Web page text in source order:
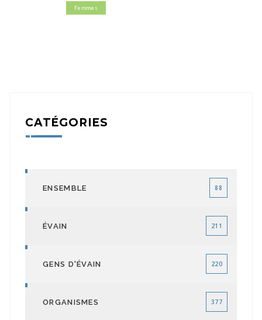
Femmes
CATÉGORIES
ENSEMBLE 88
ÉVAIN 211
GENS D'ÉVAIN 220
ORGANISMES 377